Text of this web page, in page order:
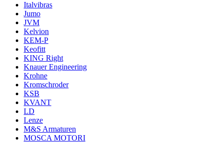
Italvibras
Jumo
JVM
Kelvion
KEM-P
Keofitt
KING Right
Knauer Engineering
Krohne
Kromschroder
KSB
KVANT
LD
Lenze
M&S Armaturen
MOSCA MOTORI